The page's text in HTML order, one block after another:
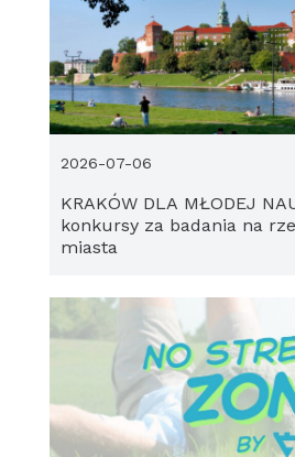
KRAKÓW DLA MŁODEJ
konkursy za badania na
miasta
2026-07-06